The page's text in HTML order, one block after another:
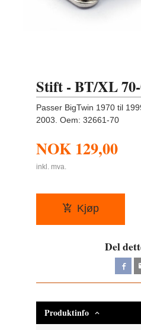
Stift - BT/XL
Passer BigTwin 1970 til
2003. Oem: 32661-70
NOK 129,00
inkl. mva.
Kjøp
Del
Produktinfo